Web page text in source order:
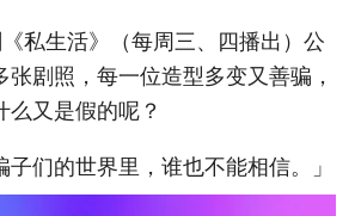
私生活》（每周三、四播出）公
剧照，每一位造型多变又善骗，
么又是假的呢？
子们的世界里，谁也不能相信。」